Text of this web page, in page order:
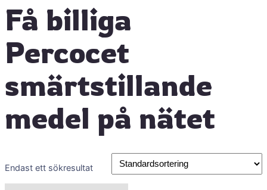
Få billiga
Percocet
smärtstillande
medel på nätet
Endast ett sökresultat